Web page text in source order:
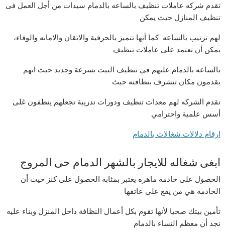
تقدم شركه عاملات تنظيف بالساعه بالدمام سيدات من أجل العمل فى
تنظيف المنازل حيث يمكن
لهم ترتيب بالساعه كما أنها تتميز بالحرفية والاتقان والامانه والوفاء،
يمكن أن تعتمد على عاملات تنظيف
بالساعه بالدمام عليهم في تنظيف البيت بسرعة وجديد حيث انهم
يقدمون مكان تتشرف بنظافته حيث
تقدم الشركه لهم معدات تنظيف ودورات تدريبة تجعلهم ينظفون غلى
أسس علمية واحترامي
ارقام دلالات شغالات بالدمام
ابغى شغاله للايجار بالشهر الدمام حى المروج
الحصول على خادمة ماهره يعتبر بمثابة الحصول على كنز حيث أن
الخادمة هي من يقع على عاتقها
تأمين بيتك صحيا لأنها تقوم بكل أعمال النظافة داخل المنزل وبناء عليه
نجد أن معظم النساء بالدمام